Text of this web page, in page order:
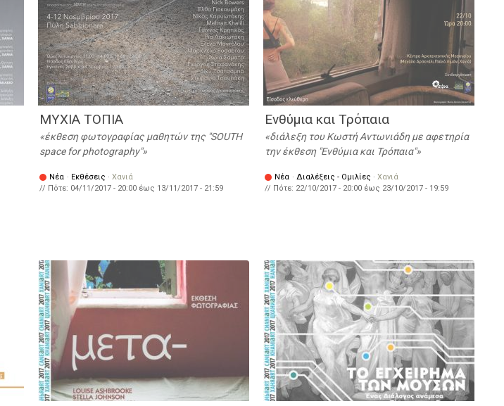
ΜΥΧΙΑ ΤΟΠΙΑ
έκθεση φωτογραφίας μαθητών της "SOUTH
space for photography"
Νέα · Εκθέσεις · Χανιά
// Πότε: 04/11/2017 - 20:00 έως 13/11/2017 - 21:59
Ενθύμια και Τρόπαια
διάλεξη του Κωστή Αντωνιάδη με αφετηρία
την έκθεση "Ενθύμια και Τρόπαια"
Νέα · Διαλέξεις - Ομιλίες · Χανιά
// Πότε: 22/10/2017 - 20:00 έως 23/10/2017 - 19:59